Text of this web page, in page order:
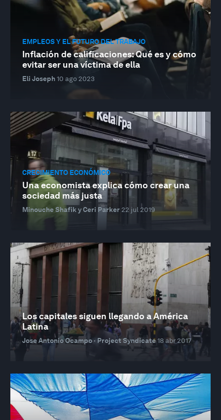
EMPLEOS Y EL FUTURO DEL TRABAJO
Inflación de calificaciones: Qué es y cómo
evitar ser una víctima de ella
Eli Joseph10 ago 2023
CRECIMIENTO ECONÓMICO
Una economista explica cómo crear una
sociedad más justa
Minouche Shafik y Ceri Parker 22 jul 2019
Los capitales siguen llegando a América
Latina
Jose Antonio Ocampo · Project Syndicate18 abr 2017